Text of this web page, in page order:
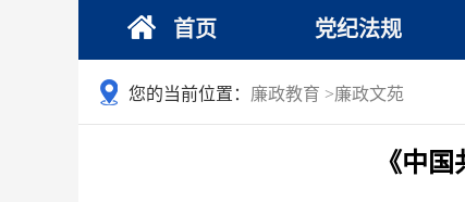
首页 党纪法规
您的当前位置： 廉政教育 >廉政文苑
《中